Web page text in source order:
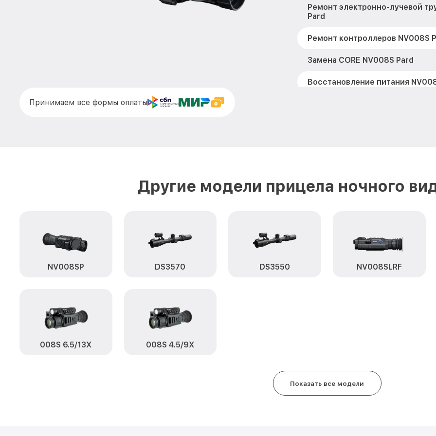
Ремонт электронно-лучевой
Pard
Ремонт контроллеров NV008S
Замена CORE NV008S Pard
Восстановление питания
Ремонт встроенного
Ремонт цепи питания NV008S
Замена USB порта NV008S Pard
Прошивка (Обновление ПО)
Ремонт платы управления
Принимаем все формы оплаты
Другие модели прицела ночного
NV008SP DS3570 DS3550 NV008SLRF
008S 6.5/13X 008S 4.5/9X
Показать все модели